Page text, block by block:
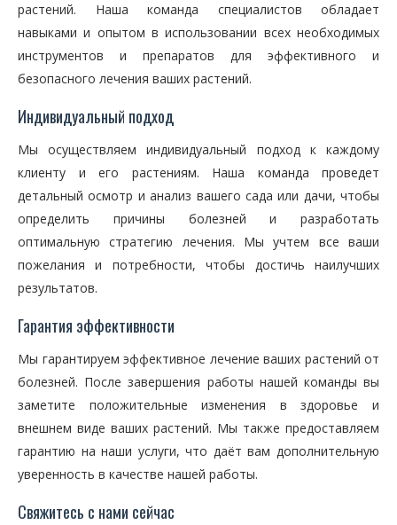
растений. Наша команда специалистов обладает
навыками и опытом в использовании всех необходимых
инструментов и препаратов для эффективного и
безопасного лечения ваших растений.
Индивидуальный подход
Мы осуществляем индивидуальный подход к каждому
клиенту и его растениям. Наша команда проведет
детальный осмотр и анализ вашего сада или дачи, чтобы
определить причины болезней и разработать
оптимальную стратегию лечения. Мы учтем все ваши
пожелания и потребности, чтобы достичь наилучших
результатов.
Гарантия эффективности
Мы гарантируем эффективное лечение ваших растений от
болезней. После завершения работы нашей команды вы
заметите положительные изменения в здоровье и
внешнем виде ваших растений. Мы также предоставляем
гарантию на наши услуги, что даёт вам дополнительную
уверенность в качестве нашей работы.
Свяжитесь с нами сейчас